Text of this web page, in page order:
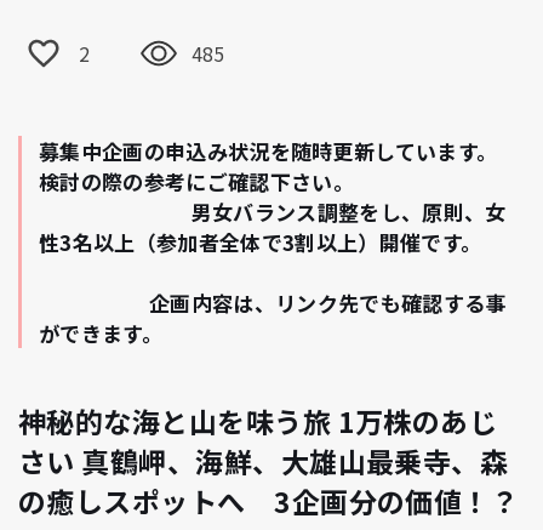
2 485
募集中企画の申込み状況を随時更新しています。
検討の際の参考にご確認下さい。
男女バランス調整をし、原則、女
性3名以上（参加者全体で3割以上）開催です。
企画内容は、リンク先でも確認する事
ができます。
神秘的な海と山を味う旅 1万株のあじ
さい 真鶴岬、海鮮、大雄山最乗寺、森
の癒しスポットへ 3企画分の価値！？